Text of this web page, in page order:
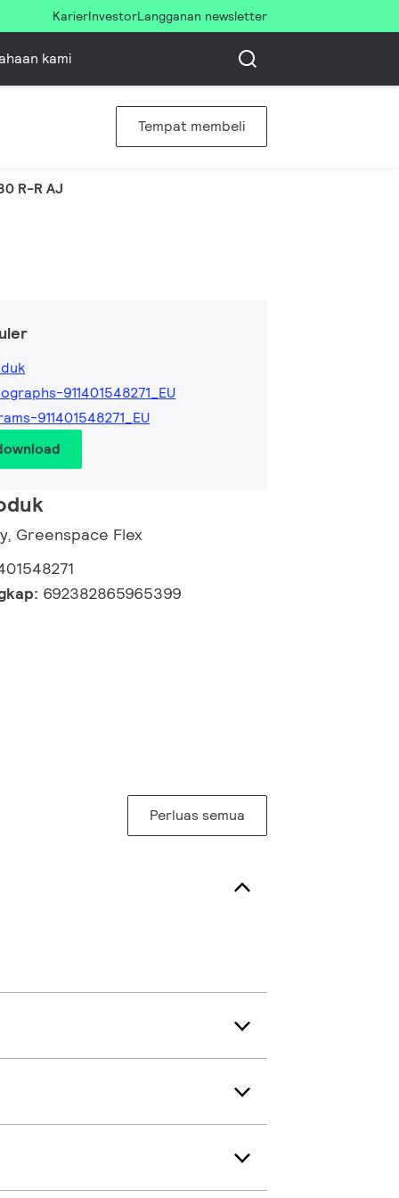
KarierInvestorLangganan newsletter
kami
Tempat membeli
R-R AJ
911401548271_EU
911401548271_EU
Greenspace Flex
692382865965399
Perluas semua